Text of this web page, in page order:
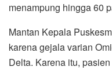
menampung hingga 60
Mantan Kepala
karena gejala varian
Delta. Karena itu,